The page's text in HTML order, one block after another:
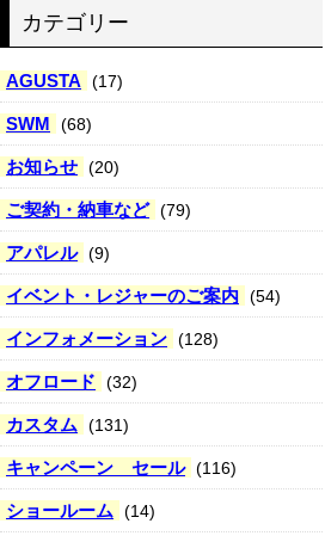
カテゴリー
AGUSTA (17)
SWM (68)
お知らせ (20)
ご契約・納車など (79)
アパレル (9)
イベント・レジャーのご案内 (54)
インフォメーション (128)
オフロード (32)
カスタム (131)
キャンペーン セール (116)
ショールーム (14)